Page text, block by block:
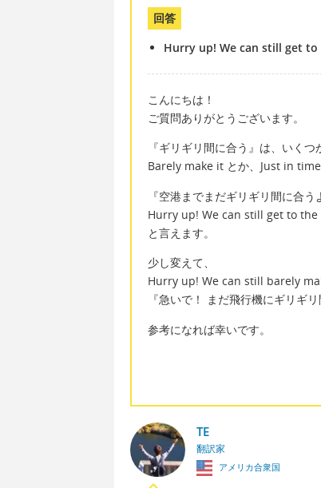
回答
Hurry up! We can still get
こんにちは！
ご質問ありがとうございます。
『ギリギリ間に合う』は、いく
Barely make it とか、Just in time
『空港までまだギリギリ間に合う
Hurry up! We can still get to
と言えます。
少し変えて、
Hurry up! We can still barely
『急いで！ まだ飛行機にギリギ
参考になれば幸いです。
TE
翻訳家
アメリカ合衆国